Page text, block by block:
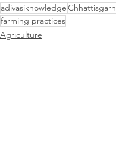
adivasiknowledgeChhattisgarh
farming practices
Agriculture